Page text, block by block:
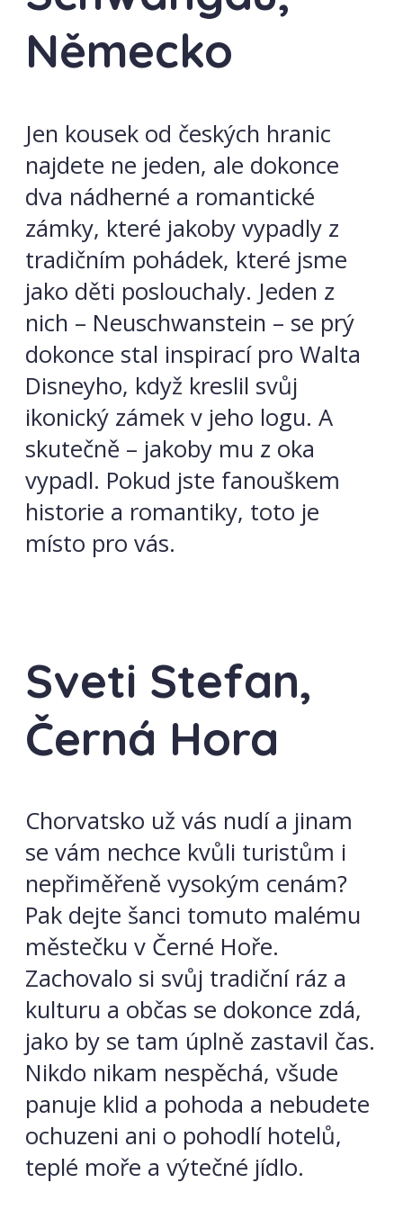
Německo
Jen kousek od českých hranic
najdete ne jeden, ale dokonce
dva nádherné a romantické
zámky, které jakoby vypadly z
tradičním pohádek, které jsme
jako děti poslouchaly. Jeden z
nich – Neuschwanstein – se prý
dokonce stal inspirací pro Walta
Disneyho, když kreslil svůj
ikonický zámek v jeho logu. A
skutečně – jakoby mu z oka
vypadl. Pokud jste fanouškem
historie a romantiky, toto je
místo pro vás.
Sveti Stefan,
Černá Hora
Chorvatsko už vás nudí a jinam
se vám nechce kvůli turistům i
nepřiměřeně vysokým cenám?
Pak dejte šanci tomuto malému
městečku v Černé Hoře.
Zachovalo si svůj tradiční ráz a
kulturu a občas se dokonce zdá,
jako by se tam úplně zastavil čas.
Nikdo nikam nespěchá, všude
panuje klid a pohoda a nebudete
ochuzeni ani o pohodlí hotelů,
teplé moře a výtečné jídlo.